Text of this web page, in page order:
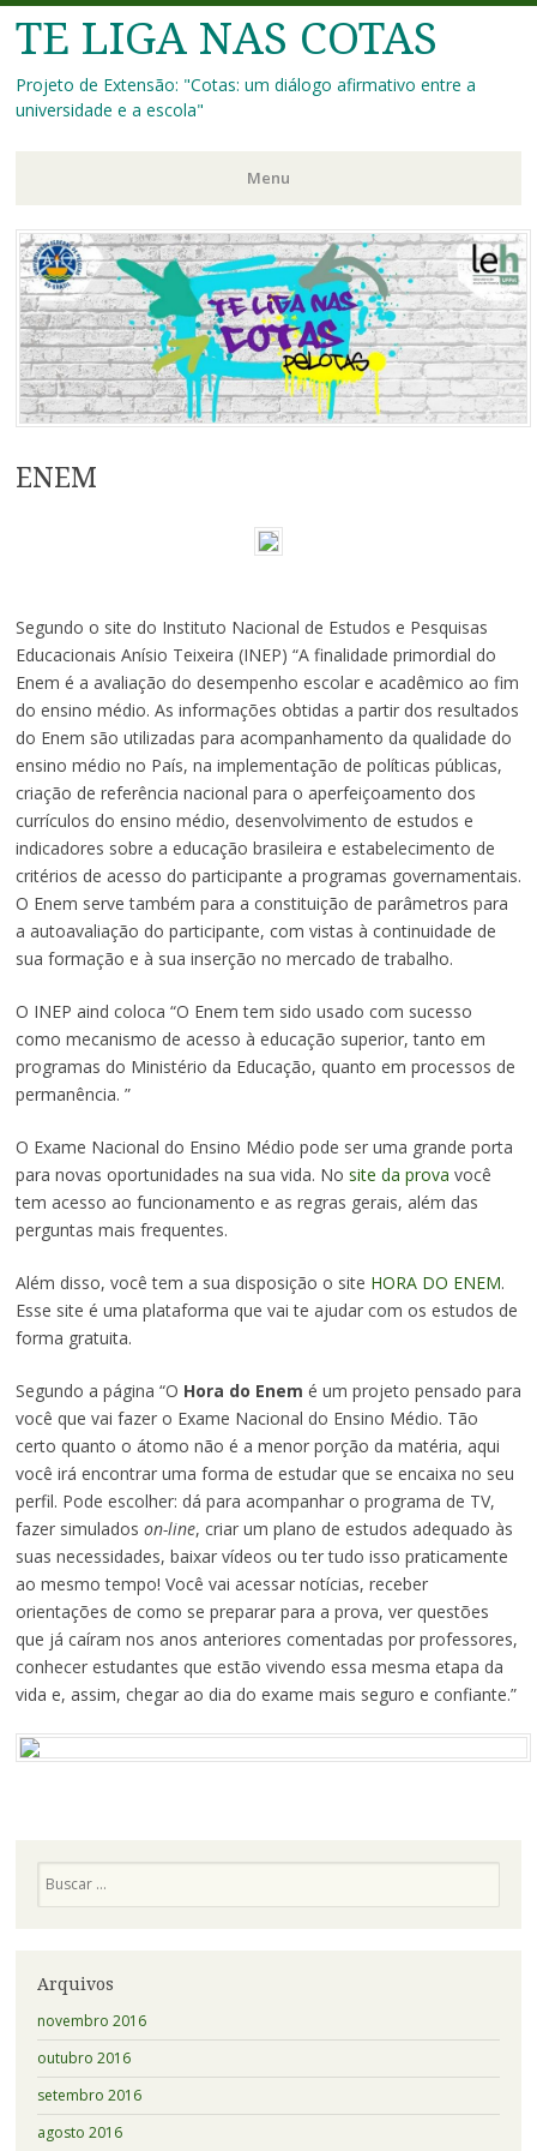
TE LIGA NAS COTAS
Projeto de Extensão: "Cotas: um diálogo afirmativo entre a
universidade e a escola"
Menu
Pular
para
o
conteúdo
ENEM
Segundo o site do Instituto Nacional de Estudos e Pesquisas
Educacionais Anísio Teixeira (INEP) “A finalidade primordial do
Enem é a avaliação do desempenho escolar e acadêmico ao fim
do ensino médio. As informações obtidas a partir dos resultados
do Enem são utilizadas para acompanhamento da qualidade do
ensino médio no País, na implementação de políticas públicas,
criação de referência nacional para o aperfeiçoamento dos
currículos do ensino médio, desenvolvimento de estudos e
indicadores sobre a educação brasileira e estabelecimento de
critérios de acesso do participante a programas governamentais.
O Enem serve também para a constituição de parâmetros para
a autoavaliação do participante, com vistas à continuidade de
sua formação e à sua inserção no mercado de trabalho.
O INEP aind coloca “O Enem tem sido usado com sucesso
como mecanismo de acesso à educação superior, tanto em
programas do Ministério da Educação, quanto em processos de
permanência. ”
O Exame Nacional do Ensino Médio pode ser uma grande porta
para novas oportunidades na sua vida. No site da prova você
tem acesso ao funcionamento e as regras gerais, além das
perguntas mais frequentes.
Além disso, você tem a sua disposição o site HORA DO ENEM.
Esse site é uma plataforma que vai te ajudar com os estudos de
forma gratuita.
Segundo a página “O Hora do Enem é um projeto pensado para
você que vai fazer o Exame Nacional do Ensino Médio. Tão
certo quanto o átomo não é a menor porção da matéria, aqui
você irá encontrar uma forma de estudar que se encaixa no seu
perfil. Pode escolher: dá para acompanhar o programa de TV,
fazer simulados on-line, criar um plano de estudos adequado às
suas necessidades, baixar vídeos ou ter tudo isso praticamente
ao mesmo tempo! Você vai acessar notícias, receber
orientações de como se preparar para a prova, ver questões
que já caíram nos anos anteriores comentadas por professores,
conhecer estudantes que estão vivendo essa mesma etapa da
vida e, assim, chegar ao dia do exame mais seguro e confiante.”
Arquivos
novembro 2016
outubro 2016
setembro 2016
agosto 2016